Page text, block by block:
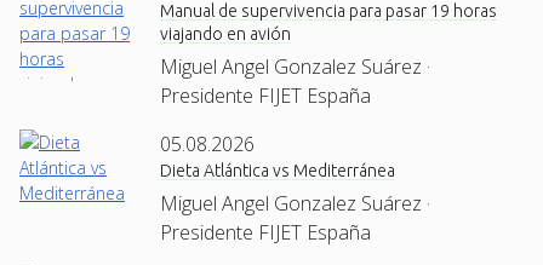
Manual de supervivencia para pasar 19 horas
viajando en avión
Miguel Angel Gonzalez Suárez ·
Presidente FIJET España
05.08.2026
Dieta Atlántica vs Mediterránea
Miguel Angel Gonzalez Suárez ·
Presidente FIJET España